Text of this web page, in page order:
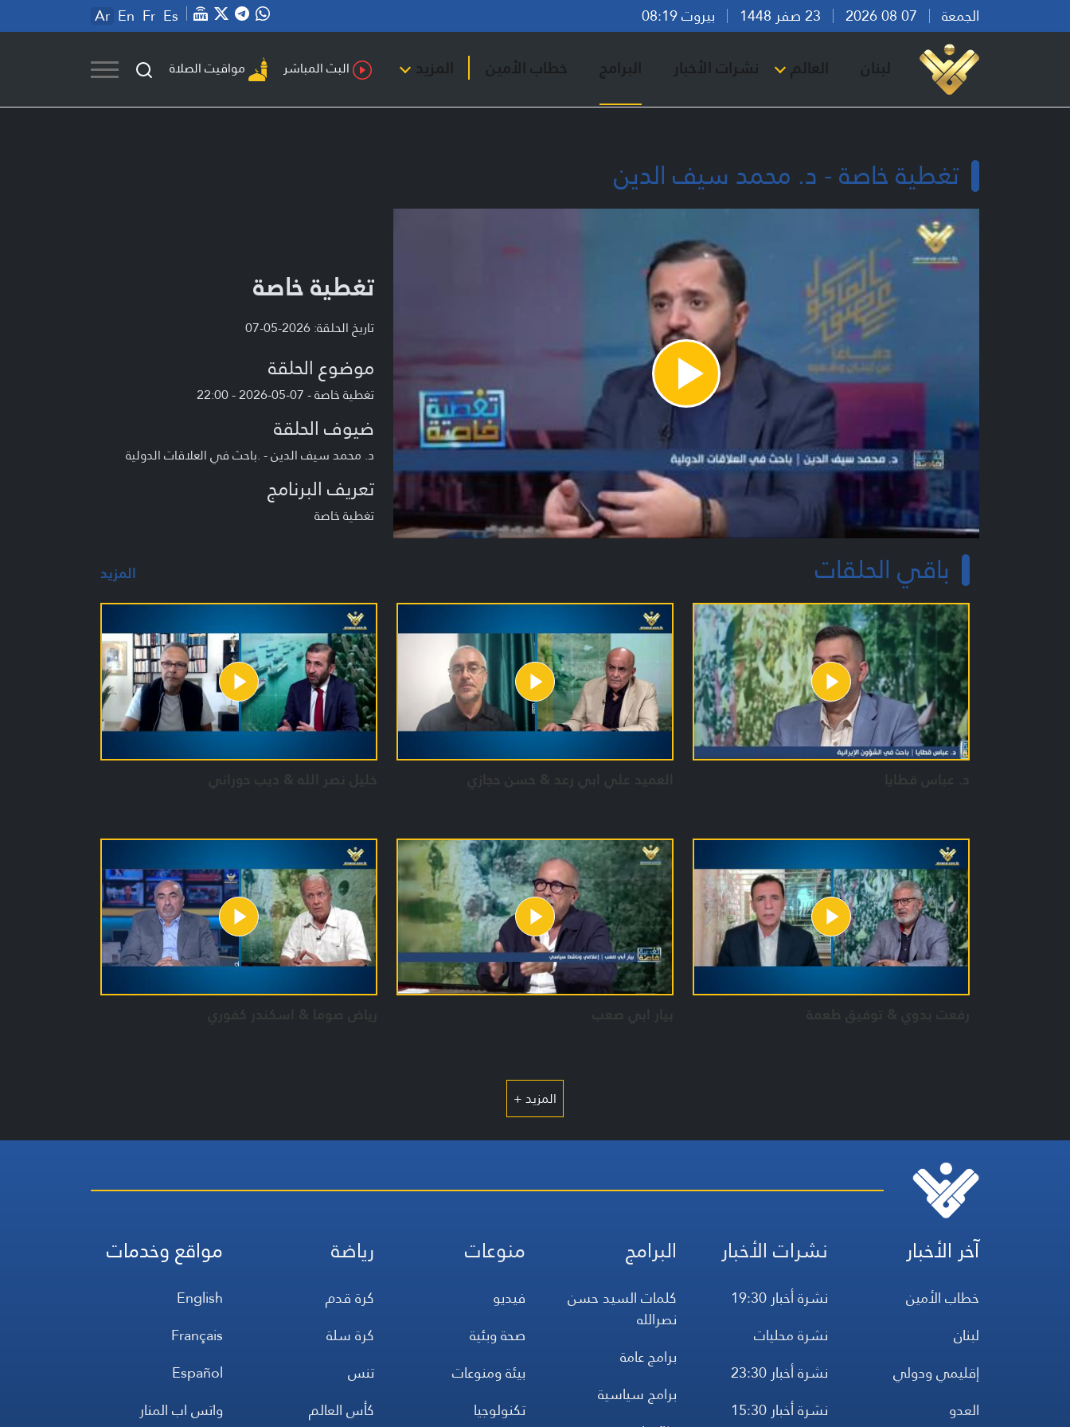
الجمعة بيروت 08:19 Ar En Fr Es
لبنان العالم نشرات الأخبار البرامج خطاب الأمين المزيد البث المباشر مواقيت الصلاة
تغطية خاصة - د. محمد سيف الدين
Play
Video
تغطية خاصة
تاريخ الحلقة: 2026-05-07
موضوع الحلقة
تغطية خاصة - 07-05-2026 - 22:00
ضيوف الحلقة
د. محمد سيف الدين - .باحث في العلاقات الدولية
تعريف البرنامج
تغطية خاصة
باقي الحلقات المزيد
د. عباس قطايا العميد علي ابي رعد & حسن حجازي خليل نصر الله & ديب حوراني
رفعت بدوي & توفيق طعمة بيار ابي صعب رياض صوما & اسكندر كفوري
المزيد +
آخر الأخبار
خطاب الأمين
لبنان
إقليمي ودولي
العدو
نشرات الأخبار
نشرة أخبار 19:30
نشرة محليات
نشرة أخبار 23:30
نشرة أخبار 15:30
البرامج
كلمات السيد حسن
نصرالله
برامج عامة
برامج سياسية
منوعات
فيديو
صحة وبئية
بيئة ومنوعات
تكنولوجيا
رياضة
كرة قدم
كرة سلة
تنس
كأس العالم
مواقع وخدمات
English
Français
Español
واتس اب المنار